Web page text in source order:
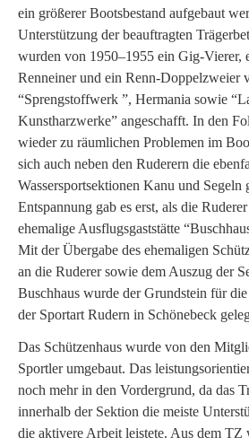
ein größerer Bootsbestand aufgebaut
Unterstützung der beauftragten
wurden von 1950–1955 ein Gig-Vierer,
Renneiner und ein Renn-Doppelzweier
“Sprengstoffwerk ”, Hermania sowie
Kunstharzwerke” angeschafft. In den
wieder zu räumlichen Problemen im
sich auch neben den Ruderern die
Wassersportsektionen Kanu und Segeln
Entspannung gab es erst, als die
ehemalige Ausflugsgaststätte
Mit der Übergabe des ehemaligen
an die Ruderer sowie dem Auszug der
Buschhaus wurde der Grundstein für
der Sportart Rudern in Schönebeck
Das Schützenhaus wurde von den
Sportler umgebaut. Das
noch mehr in den Vordergrund, da das
innerhalb der Sektion die meiste
die aktivere Arbeit leistete. Aus dem TZ